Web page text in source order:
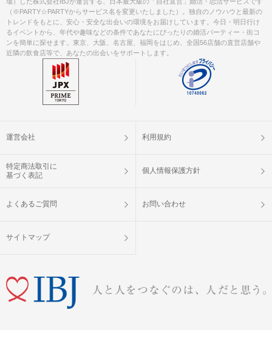
（※PARTY☆PARTYからサービス名を変更いたしました）。独自のノウハウと最新の
トレンドをもとに、安心・安全な出会いの環境をお届けしています。今日・明日行け
るイベントから、年代や趣味などの条件であなたにぴったりの婚活パーティー・街コ
ンを簡単に探せます。東京、大阪、名古屋、福岡をはじめ、全国56店舗の直営店舗や
近隣の飲食店等で、あなたの出会いをサポートします。
運営会社 利用規約
特定商法取引に
基づく表記
個人情報保護方針
よくあるご質問 お問い合わせ
サイトマップ